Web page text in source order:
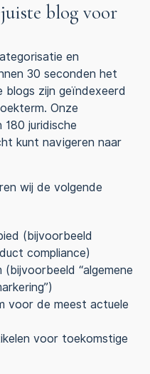
blog voor
en
30 seconden het
zijn geïndexeerd
Onze
juridische
kunt navigeren naar
wij de volgende
(bijvoorbeeld
compliance)
“algemene
voor de meest actuele
voor toekomstige